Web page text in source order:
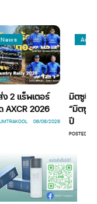
พเตอร์
2026
06/08/2026
มิตซูบิชิ
“มิตซูรุ” รี
ปี
POSTED BY